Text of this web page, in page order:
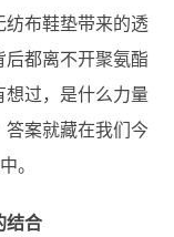
纺布鞋垫带来的透
都离不开聚氨酯
过，是什么力量
答案就藏在我们今
。
结合